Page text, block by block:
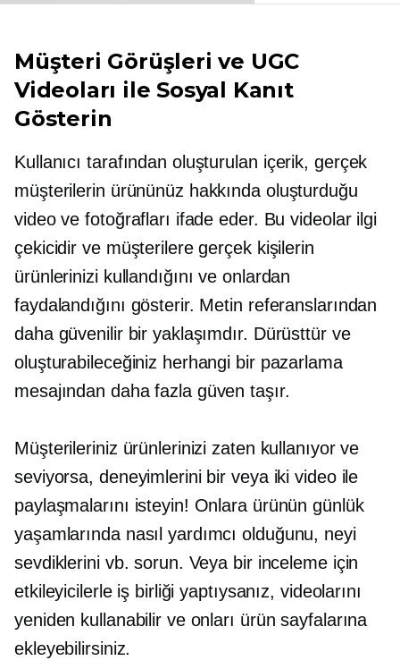
Müşteri Görüşleri ve UGC
Videoları ile Sosyal Kanıt
Gösterin
Kullanıcı tarafından oluşturulan içerik, gerçek
müşterilerin ürününüz hakkında oluşturduğu
video ve fotoğrafları ifade eder. Bu videolar ilgi
çekicidir ve müşterilere gerçek kişilerin
ürünlerinizi kullandığını ve onlardan
faydalandığını gösterir. Metin referanslarından
daha güvenilir bir yaklaşımdır. Dürüsttür ve
oluşturabileceğiniz herhangi bir pazarlama
mesajından daha fazla güven taşır.
Müşterileriniz ürünlerinizi zaten kullanıyor ve
seviyorsa, deneyimlerini bir veya iki video ile
paylaşmalarını isteyin! Onlara ürünün günlük
yaşamlarında nasıl yardımcı olduğunu, neyi
sevdiklerini vb. sorun. Veya bir inceleme için
etkileyicilerle iş birliği yaptıysanız, videolarını
yeniden kullanabilir ve onları ürün sayfalarına
ekleyebilirsiniz.